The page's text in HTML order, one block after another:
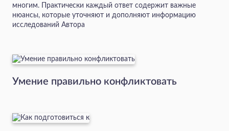
многим. Практически каждый ответ содержит важные
нюансы, которые уточняют и дополняют информацию
исследований Автора
Умение правильно конфликтовать